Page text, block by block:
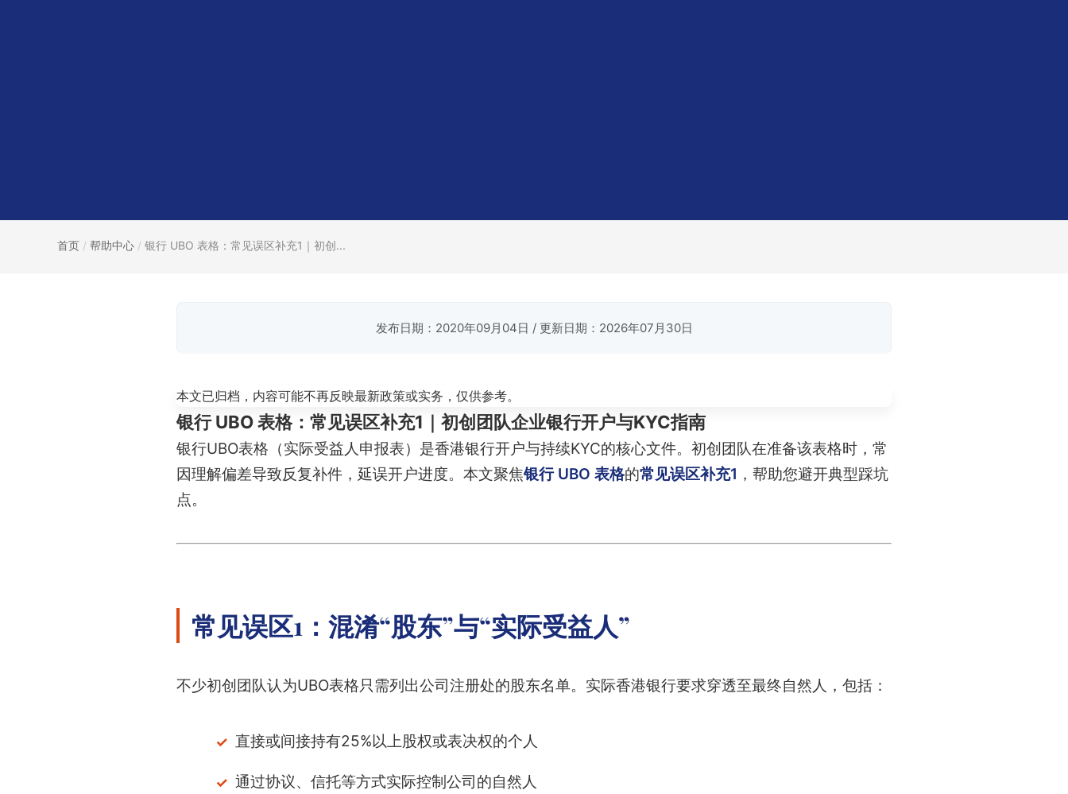
首页 / 帮助中心 / 银行 UBO 表格：常见误区补充1｜初创...
发布日期：2020年09月04日 / 更新日期：2026年07月30日
本文已归档，内容可能不再反映最新政策或实务，仅供参考。
银行 UBO 表格：常见误区补充1｜初创团队企业银行开户与KYC指南
银行UBO表格（实际受益人申报表）是香港银行开户与持续KYC的核心文件。初创团队在准备该表格时，常
因理解偏差导致反复补件，延误开户进度。本文聚焦银行 UBO 表格的常见误区补充1 ，帮助您避开典型踩坑
点。
常见误区1：混淆“股东”与“实际受益人”
不少初创团队认为UBO表格只需列出公司注册处的股东名单。实际香港银行要求穿透至最终自然人，包括：
直接或间接持有25%以上股权或表决权的个人
通过协议、信托等方式实际控制公司的自然人